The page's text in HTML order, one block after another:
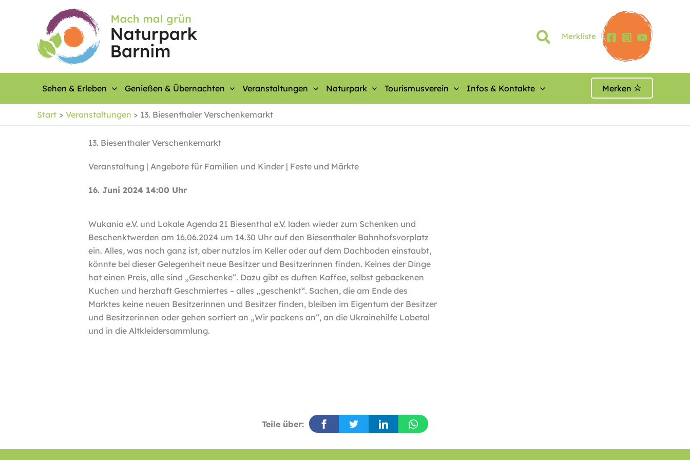
Merkliste
Sehen & Erleben Genießen & Übernachten Veranstaltungen Naturpark Tourismusverein Infos & Kontakte Merken
Start Veranstaltungen 13. Biesenthaler Verschenkemarkt
13. Biesenthaler Verschenkemarkt
Veranstaltung | Angebote für Familien und Kinder | Feste und Märkte
16. Juni 2024 14:00 Uhr
Wukania e.V. und Lokale Agenda 21 Biesenthal e.V. laden wieder zum Schenken und
Beschenktwerden am 16.06.2024 um 14.30 Uhr auf den Biesenthaler Bahnhofsvorplatz
ein. Alles, was noch ganz ist, aber nutzlos im Keller oder auf dem Dachboden einstaubt,
könnte bei dieser Gelegenheit neue Besitzer und Besitzerinnen finden. Keines der Dinge
hat einen Preis, alle sind „Geschenke“. Dazu gibt es duften Kaffee, selbst gebackenen
Kuchen und herzhaft Geschmiertes – alles „geschenkt“. Sachen, die am Ende des
Marktes keine neuen Besitzerinnen und Besitzer finden, bleiben im Eigentum der Besitzer
und Besitzerinnen oder gehen sortiert an „Wir packens an“, an die Ukrainehilfe Lobetal
und in die Altkleidersammlung.
Teile über: